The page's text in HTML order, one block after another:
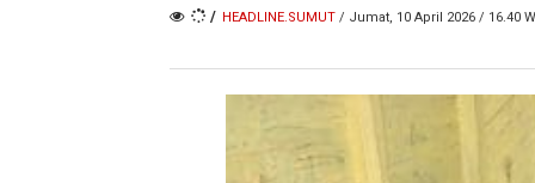
/ HEADLINE.SUMUT / Jumat, 10 April 2026 / 16.40